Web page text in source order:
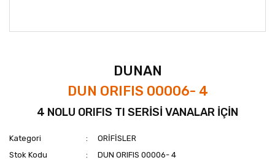
DUNAN
DUN ORIFIS 00006- 4
4 NOLU ORIFIS TI SERİSİ VANALAR İÇİN
Kategori
ORİFİSLER
Stok Kodu
DUN ORIFIS 00006- 4